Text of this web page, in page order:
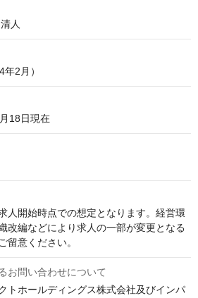
人
2月）
18日現在
人開始時点での想定となります。経営環
改編などにより求人の一部が変更となる
留意ください。
お問い合わせについて
トホールディングス株式会社及びインパ